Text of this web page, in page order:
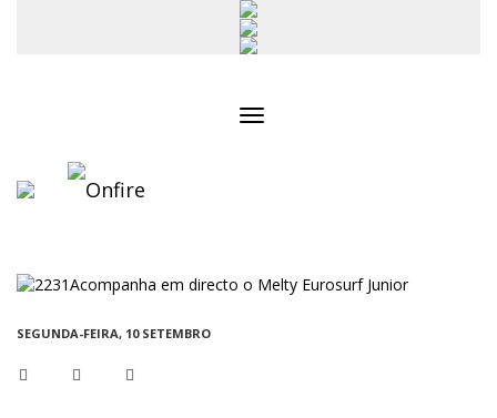
SEGUNDA-FEIRA, 10 SETEMBRO